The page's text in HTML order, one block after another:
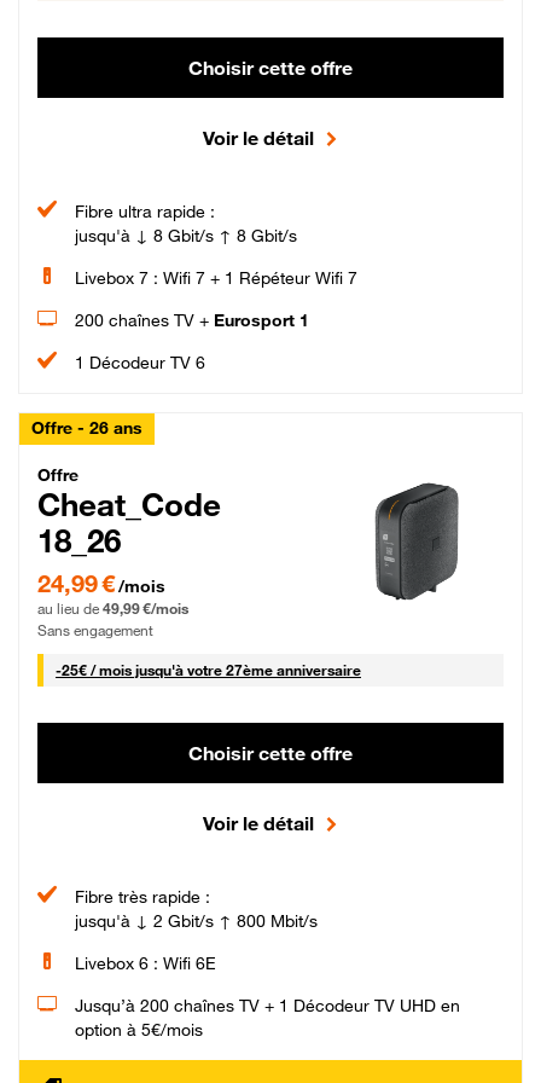
Choisir cette offre
Voir le détail
Fibre ultra rapide :
jusqu'à ↓ 8 Gbit/s ↑ 8 Gbit/s
Livebox 7 : Wifi 7 + 1 Répéteur Wifi 7
200 chaînes TV + Eurosport 1
1 Décodeur TV 6
Offre - 26 ans
Cheat_Code Fibre_18_26
Offre
Cheat_Code
18_26
24,99 € par mois pendant 0 mois puis 49,99 € par mois, Sans engagement
24,99 €/mois
au lieu de 49,99 €/mois
Sans engagement
-25€ / mois25 € par mois
jusqu'à votre 27ème anniversaire
Choisir cette offre
Voir le détail
Fibre très rapide :
jusqu'à ↓ 2 Gbit/s ↑ 800 Mbit/s
Livebox 6 : Wifi 6E
Jusqu’à 200 chaînes TV + 1 Décodeur TV UHD en
option à 5€/mois